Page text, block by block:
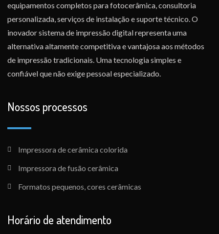
equipamentos completos para fotocerâmica, consultoria
personalizada, serviços de instalação e suporte técnico. O
inovador sistema de impressão digital representa uma
alternativa altamente competitiva e vantajosa aos métodos
de impressão tradicionais. Uma tecnologia simples e
confiável que não exige pessoal especializado.
Nossos processos
Impressora de cerâmica colorida
Impressora de fusão cerâmica
Formatos pequenos, cores cerâmicas
Horário de atendimento